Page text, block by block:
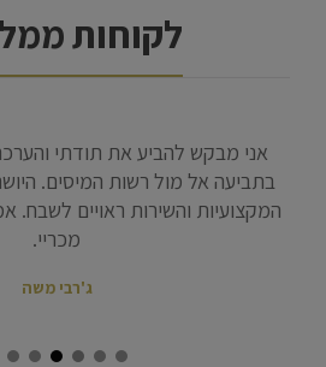
לקוחות
אני מבקש להביע את תודתי
בתביעה אל מול רשות המיסים.
המקצועיות והשירות ראויים לשבח.
מכריי.
ג'רבי משה